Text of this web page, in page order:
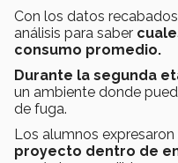
Con los datos
análisis para saber
consumo promedio.
Durante la segunda
un ambiente donde
de fuga.
Los alumnos
proyecto dentro de